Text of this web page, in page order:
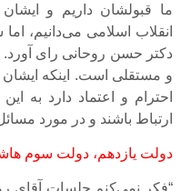
ما قبولشان داریم و
انقلاب اسلامی می‌دانیم،
دکتر حسن روحانی رای
و مستقلی است. اینکه
احترام و اعتماد دارد به
ارتباط باشند و در مورد
دولت یازدهم، دولت سوم